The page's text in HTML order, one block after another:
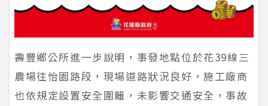
壽豐鄉公所進一步說明，事發地點位於花39線三
農場往怡園路段，現場道路狀況良好，施工廠商
也依規定設置安全圍籬，未影響交通安全，事故